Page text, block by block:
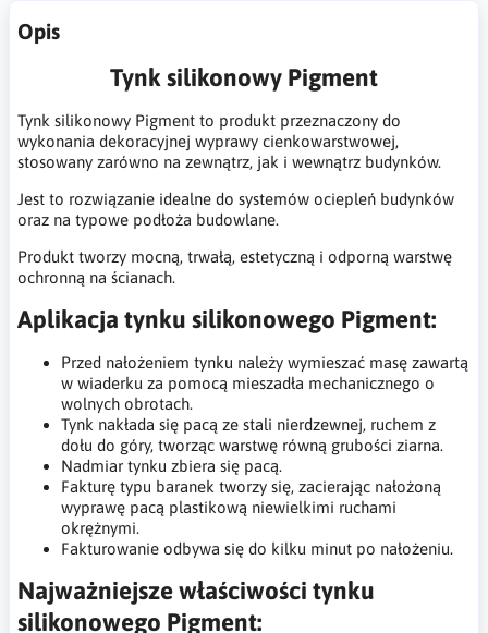
Opis
Tynk silikonowy Pigment
Tynk silikonowy Pigment to produkt przeznaczony do
wykonania dekoracyjnej wyprawy cienkowarstwowej,
stosowany zarówno na zewnątrz, jak i wewnątrz budynków.
Jest to rozwiązanie idealne do systemów ociepleń budynków
oraz na typowe podłoża budowlane.
Produkt tworzy mocną, trwałą, estetyczną i odporną warstwę
ochronną na ścianach.
Aplikacja tynku silikonowego Pigment:
Przed nałożeniem tynku należy wymieszać masę zawartą
w wiaderku za pomocą mieszadła mechanicznego o
wolnych obrotach.
Tynk nakłada się pacą ze stali nierdzewnej, ruchem z
dołu do góry, tworząc warstwę równą grubości ziarna.
Nadmiar tynku zbiera się pacą.
Fakturę typu baranek tworzy się, zacierając nałożoną
wyprawę pacą plastikową niewielkimi ruchami
okrężnymi.
Fakturowanie odbywa się do kilku minut po nałożeniu.
Najważniejsze właściwości tynku
silikonowego Pigment: